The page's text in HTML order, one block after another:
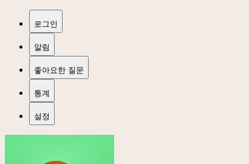
로그인
알림
좋아요한 질문
통계
설정